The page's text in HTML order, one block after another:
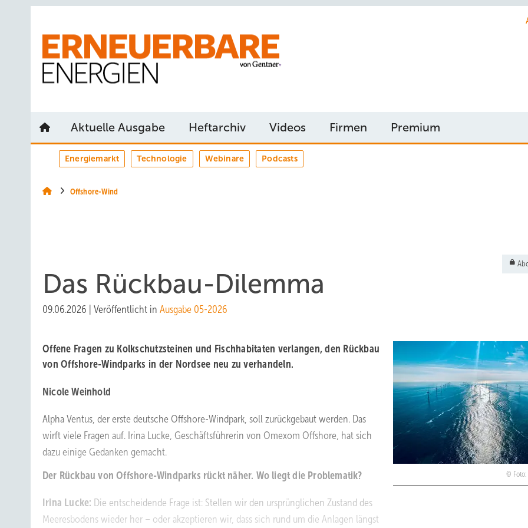
Aktuelle Ausgabe Heftarchiv Videos Firmen Premium
Energiemarkt Technologie Webinare Podcasts
Offshore-Wind
Das Rückbau-Dilemma
09.06.2026 Veröffentlicht in Ausgabe 05-2026
Offene Fragen zu Kolkschutzsteinen und Fischhabitaten verlangen, den Rückbau
von Offshore-Windparks in der Nordsee neu zu verhandeln.
Nicole Weinhold
Alpha Ventus, der erste deutsche Offshore-Windpark, soll zurückgebaut werden. Das
wirft viele Fragen auf. Irina Lucke, Geschäftsführerin von Omexom Offshore, hat sich
dazu einige Gedanken gemacht.
Der Rückbau von Offshore-Windparks rückt näher. Wo liegt die Problematik?
Irina Lucke: Die entscheidende Frage ist: Stellen wir den ursprünglichen Zustand des
Meeresbodens wieder her – oder akzeptieren wir, dass sich rund um die Anlagen längst